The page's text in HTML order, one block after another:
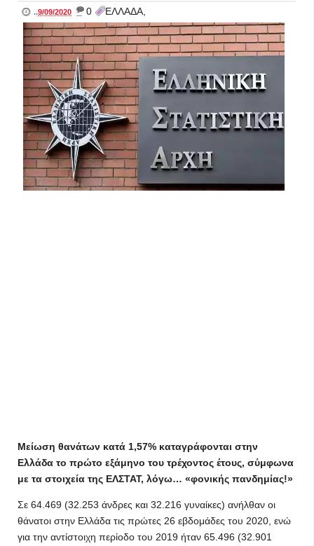
..9/09/2020 _ 0 ΕΛΛΑΔΑ,
Μείωση θανάτων κατά 1,57% καταγράφονται στην
Ελλάδα το πρώτο εξάμηνο του τρέχοντος έτους, σύμφωνα
με τα στοιχεία της ΕΛΣΤΑΤ, λόγω… «φονικής πανδημίας!»
Σε 64.469 (32.253 άνδρες και 32.216 γυναίκες) ανήλθαν οι
θάνατοι στην Ελλάδα τις πρώτες 26 εβδομάδες του 2020, ενώ
για την αντίστοιχη περίοδο του 2019 ήταν 65.496 (32.901